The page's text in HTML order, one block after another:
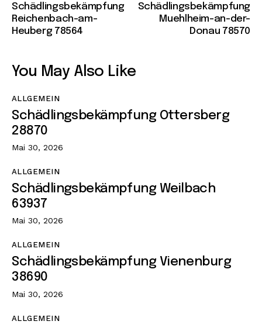
Schädlingsbekämpfung
Reichenbach-am-
Heuberg 78564
Schädlingsbekämpfung
Muehlheim-an-der-
Donau 78570
You May Also Like
ALLGEMEIN
Schädlingsbekämpfung Ottersberg
28870
Mai 30, 2026
ALLGEMEIN
Schädlingsbekämpfung Weilbach
63937
Mai 30, 2026
ALLGEMEIN
Schädlingsbekämpfung Vienenburg
38690
Mai 30, 2026
ALLGEMEIN